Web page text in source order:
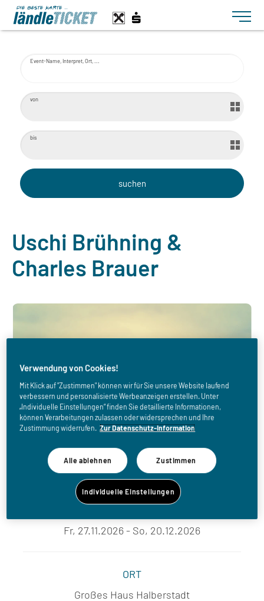
Toggle
Event-Name, Interpret, Ort, ...
von
bis
Uschi Brühning &
Charles Brauer
Fr, 27.11.2026 - So, 20.12.2026
ORT
Großes Haus Halberstadt
Verwendung von Cookies!
Mit Klick auf "Zustimmen" können wir für Sie unsere Website laufend
verbessern und personalisierte Werbeanzeigen erstellen. Unter
„Individuelle Einstellungen“ finden Sie detaillierte Informationen,
können Verarbeitungen zulassen oder widersprechen und Ihre
Zustimmung widerrufen. Zur Datenschutz-Information
Alle ablehnen Zustimmen
Individuelle Einstellungen